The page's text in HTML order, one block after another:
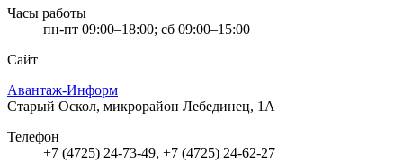
Часы работы
пн-пт 09:00–18:00; сб 09:00–15:00
Сайт
Авантаж-Информ
Старый Оскол, микрорайон Лебединец, 1А
Телефон
+7 (4725) 24-73-49, +7 (4725) 24-62-27